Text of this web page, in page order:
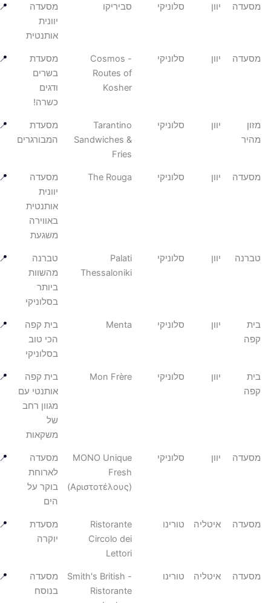
יוון סלוניקי סביריקו
מסעדה
אותנטית
יוון סלוניקי
Cosmos -
Routes of
Kosher
מסעדת
בשרים
כשרה!
סלוניקי
Tarantino
Sandwiches &
מסעדת
המבורגרים
יוון סלוניקי The Rouga
מסעדה
אותנטית
באווירה
משגעת
יוון סלוניקי
Palati
Thessaloniki
טברנה
מהשוות
בסלוניקי
סלוניקי Menta
בית קפה
הכי טוב
בסלוניקי
📍
סלוניקי Mon Frère
בית קפה
אותנטי עם
מגוון רחב
משקאות
📍
יוון סלוניקי
MONO Unique
Fresh
(Αριστοτέλους)
מסעדה
לארוחת
בוקר על
איטליה טורינו
Ristorante
Circolo dei
Lettori
מסעדת
איטליה טורינו
Smith's British -
Ristorante
מסעדה
בנוסח